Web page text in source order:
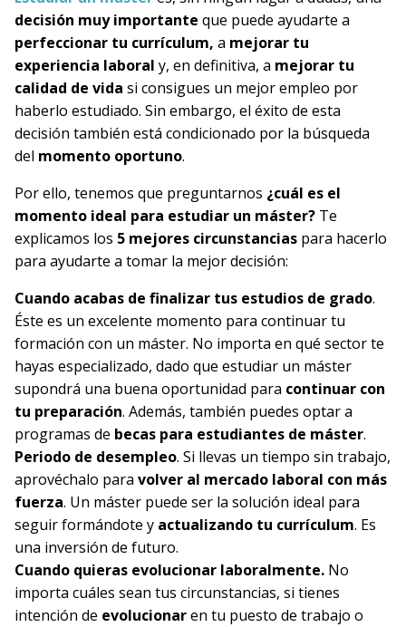
decisión muy importante que puede ayudarte a
perfeccionar tu currículum, a mejorar tu
experiencia laboral y, en definitiva, a mejorar tu
calidad de vida si consigues un mejor empleo por
haberlo estudiado. Sin embargo, el éxito de esta
decisión también está condicionado por la búsqueda
del momento oportuno.
Por ello, tenemos que preguntarnos ¿cuál es el
momento ideal para estudiar un máster? Te
explicamos los 5 mejores circunstancias para hacerlo
para ayudarte a tomar la mejor decisión:
Cuando acabas de finalizar tus estudios de grado.
Éste es un excelente momento para continuar tu
formación con un máster. No importa en qué sector te
hayas especializado, dado que estudiar un máster
supondrá una buena oportunidad para continuar con
tu preparación. Además, también puedes optar a
programas de becas para estudiantes de máster.
Periodo de desempleo. Si llevas un tiempo sin trabajo,
aprovéchalo para volver al mercado laboral con más
fuerza. Un máster puede ser la solución ideal para
seguir formándote y actualizando tu currículum. Es
una inversión de futuro.
Cuando quieras evolucionar laboralmente. No
importa cuáles sean tus circunstancias, si tienes
intención de evolucionaren tu puesto de trabajo o